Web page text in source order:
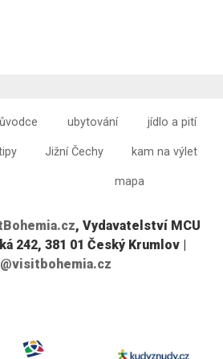
ubytování jídlo a pití
Jižní Čechy kam na výlet
mapa
, Vydavatelství MCU
242, 381 01 Český Krumlov |